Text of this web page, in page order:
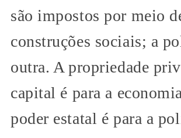
são impostos por meio
construções sociais; a
outra. A propriedade
capital é para a
poder estatal é para a